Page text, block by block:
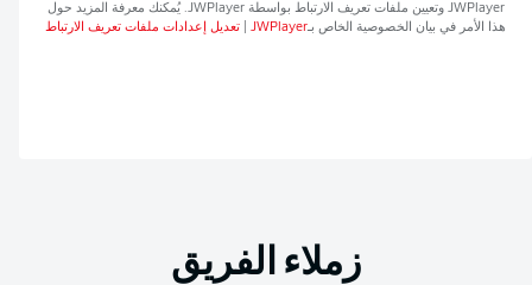
JWPlayer وتعيين ملفات تعريف الارتباط بواسطةJWPlayer. يُمكنك معرفة المزيد حول
هذا الأمر في بيان الخصوصية الخاص بـJWPlayer تعديل إعدادات ملفات تعريف الارتباط
زملاء الفريق